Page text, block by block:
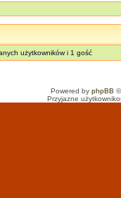
użytkowników i 1 gość
Powered by phpBB
Przyjazne